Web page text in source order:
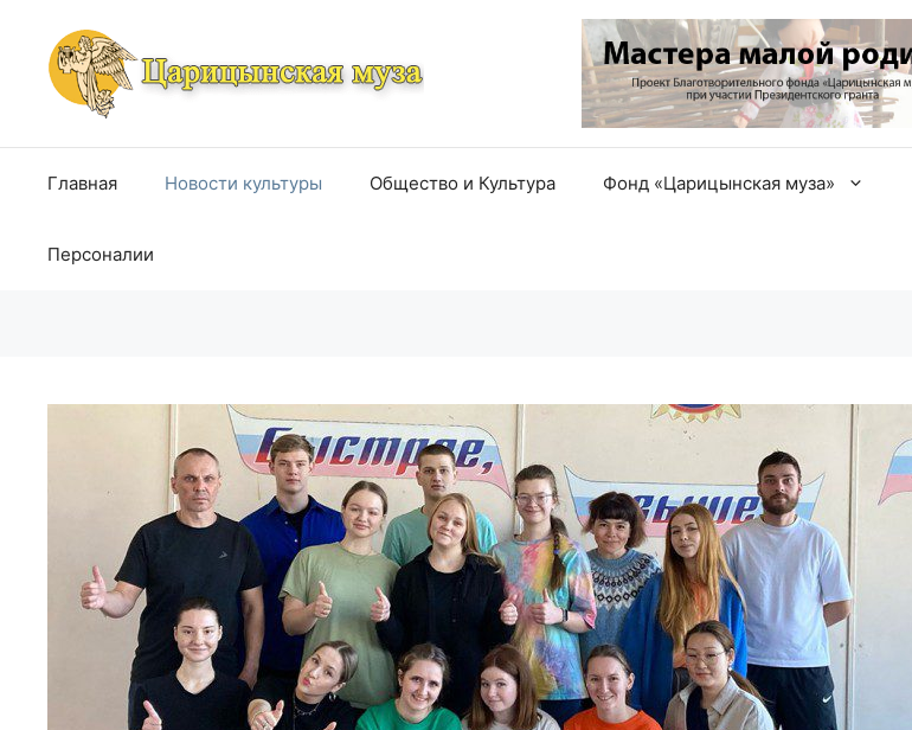
содержимому
Главная Новости культуры Общество и Культура Фонд «Царицынская муза»
Персоналии